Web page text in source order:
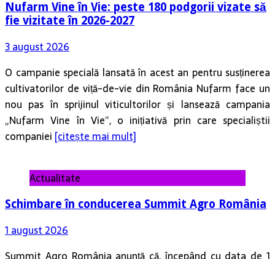
Nufarm Vine în Vie: peste 180 podgorii vizate să
fie vizitate în 2026-2027
3 august 2026
O campanie specială lansată în acest an pentru susținerea
cultivatorilor de viță-de-vie din România Nufarm face un
nou pas în sprijinul viticultorilor și lansează campania
„Nufarm Vine în Vie”, o inițiativă prin care specialiștii
companiei [citește mai mult]
Actualitate
Schimbare în conducerea Summit Agro România
1 august 2026
Summit Agro România anunță că, începând cu data de 1